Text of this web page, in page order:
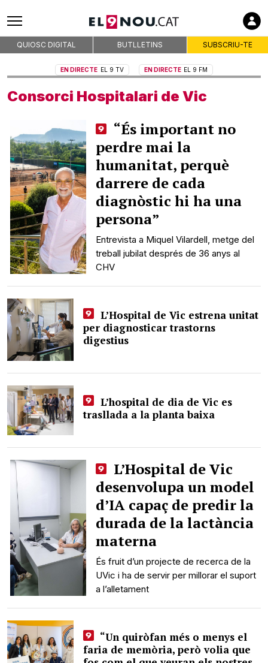
QUIOSC DIGITAL BUTLLETINS SUBSCRIU-TE
EN DIRECTE EL 9 TV EN DIRECTE EL 9 FM
Consorci Hospitalari de Vic
“És important no
perdre mai la
humanitat, perquè
darrere de cada
diagnòstic hi ha una
persona”
Entrevista a Miquel Vilardell, metge del
treball jubilat després de 36 anys al
CHV
L’Hospital de Vic estrena unitat
per diagnosticar trastorns
digestius
L’hospital de dia de Vic es
trasllada a la planta baixa
L’Hospital de Vic
desenvolupa un model
d’IA capaç de predir la
durada de la lactància
materna
És fruit d’un projecte de recerca de la
UVic i ha de servir per millorar el suport
a l’alletament
“Un quiròfan més o menys el
faria de memòria, però volia que